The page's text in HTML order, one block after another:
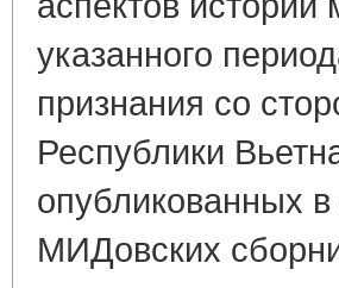
указанного
признания со
Республики
опубликованных
МИДовских